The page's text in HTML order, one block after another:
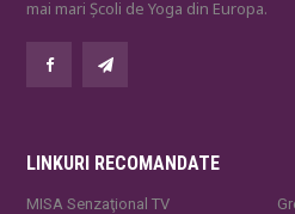
mai mari Școli de Yoga din Europa.
LINKURI RECOMANDATE
MISA Senzaţional TV